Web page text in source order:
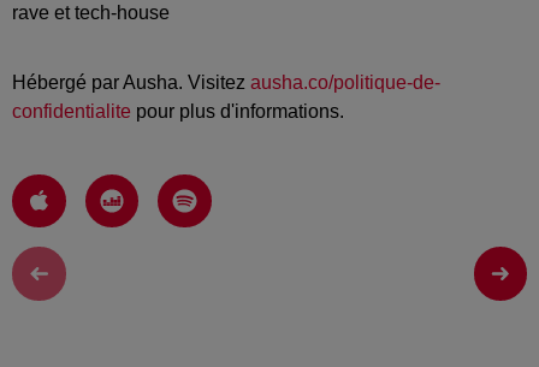
rave et tech-house
Hébergé par Ausha. Visitez ausha.co/politique-de-
confidentialite pour plus d'informations.